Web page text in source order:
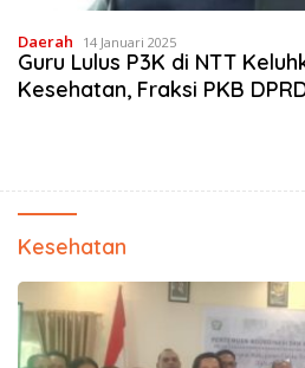
Daerah 14 Januari 2025
Guru Lulus P3K di NTT
Kesehatan, Fraksi PKB
Kesehatan